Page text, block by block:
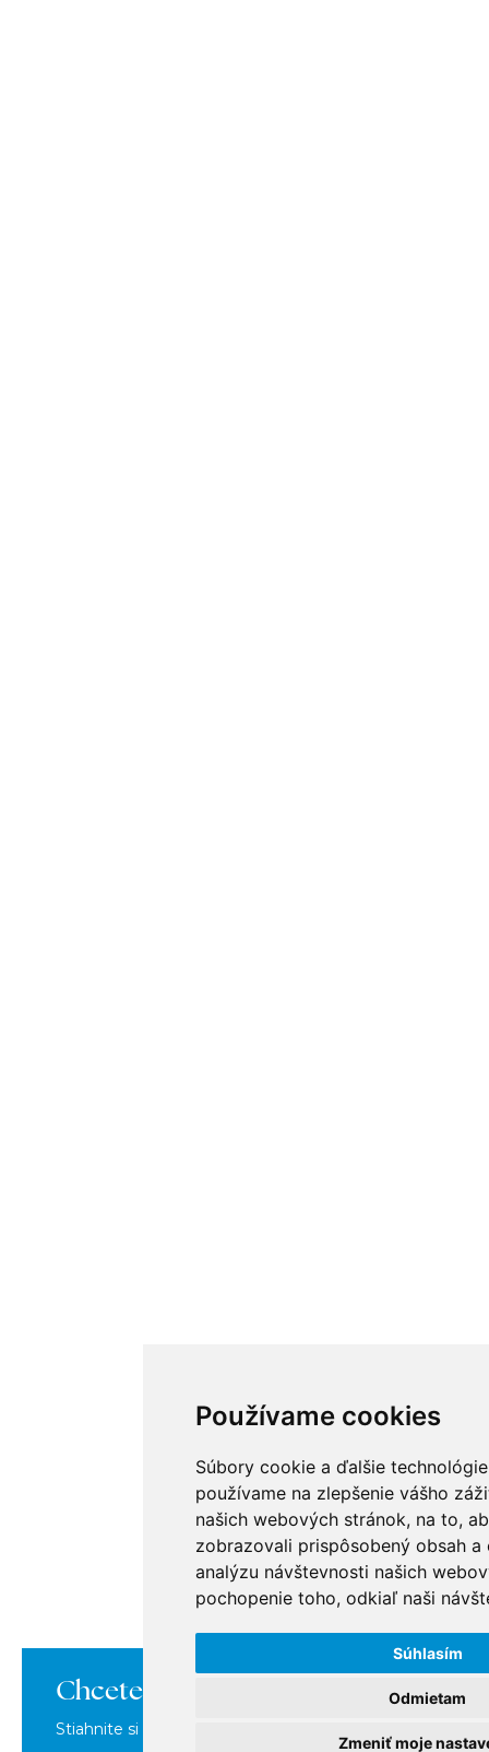
Používame cookies
Súbory cookie a ďalšie
používame na zlepšenie vášho
našich webových stránok, na to,
zobrazovali prispôsobený obsah a
analýzu návštevnosti našich
pochopenie toho, odkiaľ naši
Súhlasím
Odmietam
Zmeniť moje
Chcete sa o nás dozvedieť viac?
Stiahnite si našu brožúru, kde nájdete všetko o nás na